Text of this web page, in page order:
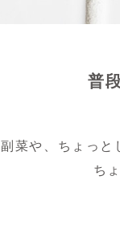
普
副菜や、ちょっと
ち